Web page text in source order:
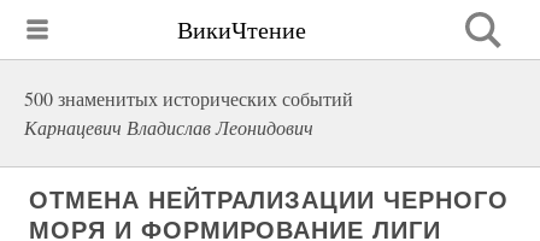
ВикиЧтение
500 знаменитых исторических событий
Карнацевич Владислав Леонидович
ОТМЕНА НЕЙТРАЛИЗАЦИИ ЧЕРНОГО
МОРЯ И ФОРМИРОВАНИЕ ЛИГИ